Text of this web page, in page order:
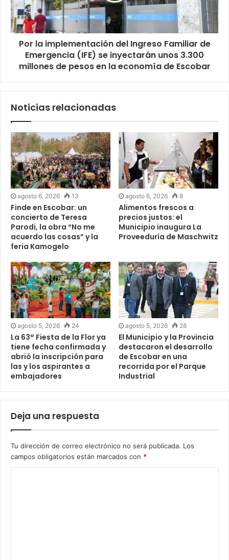
Por la implementación del Ingreso Familiar de
Emergencia (IFE) se inyectarán unos 3.300
millones de pesos en la economía de Escobar
Noticias relacionadas
agosto 6, 2026 13
Finde en Escobar: un
concierto de Teresa
Parodi, la obra “No me
acuerdo las cosas” y la
feria Kamogelo
agosto 6, 2026 8
Alimentos frescos a
precios justos: el
Municipio inaugura La
Proveeduría de Maschwitz
agosto 5, 2026 24
La 63° Fiesta de la Flor ya
tiene fecha confirmada y
abrió la inscripción para
las y los aspirantes a
embajadores
agosto 5, 2026 28
El Municipio y la Provincia
destacaron el desarrollo
de Escobar en una
recorrida por el Parque
Industrial
Deja una respuesta
Tu dirección de correo electrónico no será publicada. Los
campos obligatorios están marcados con *